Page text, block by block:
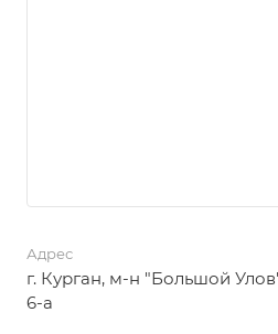
Адрес
г. Курган, м-н "Большой
6-а